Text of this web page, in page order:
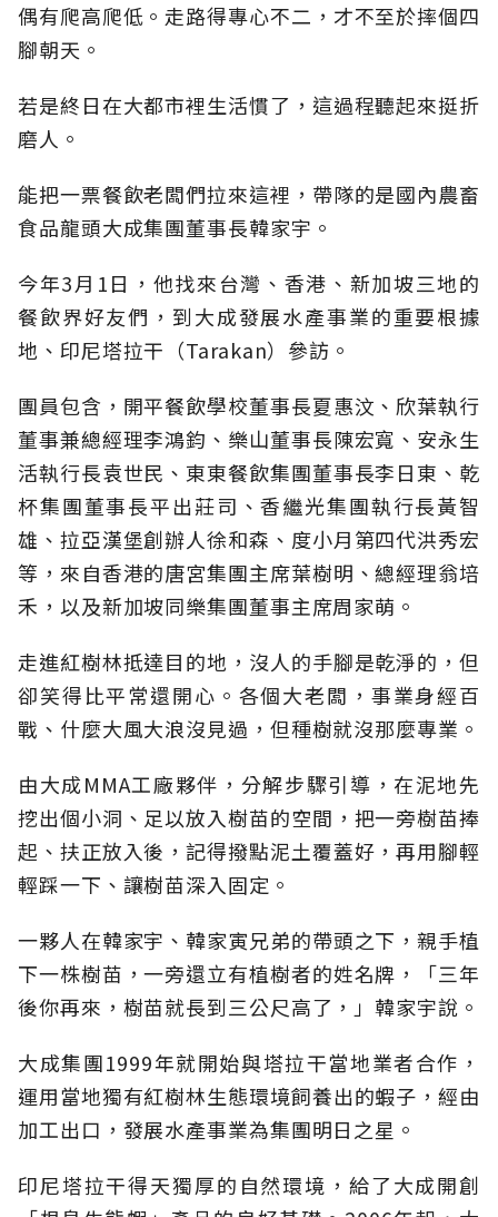
偶有爬高爬低。走路得專心不二，才不至於摔個四
腳朝天。
若是終日在大都市裡生活慣了，這過程聽起來挺折
磨人。
能把一票餐飲老闆們拉來這裡，帶隊的是國內農畜
食品龍頭大成集團董事長韓家宇。
今年3月1日，他找來台灣、香港、新加坡三地的
餐飲界好友們，到大成發展水產事業的重要根據
地、印尼塔拉干（Tarakan）參訪。
團員包含，開平餐飲學校董事長夏惠汶、欣葉執行
董事兼總經理李鴻鈞、樂山董事長陳宏寬、安永生
活執行長袁世民、東東餐飲集團董事長李日東、乾
杯集團董事長平出莊司、香繼光集團執行長黃智
雄、拉亞漢堡創辦人徐和森、度小月第四代洪秀宏
等，來自香港的唐宮集團主席葉樹明、總經理翁培
禾，以及新加坡同樂集團董事主席周家萌。
走進紅樹林抵達目的地，沒人的手腳是乾淨的，但
卻笑得比平常還開心。各個大老闆，事業身經百
戰、什麼大風大浪沒見過，但種樹就沒那麼專業。
由大成MMA工廠夥伴，分解步驟引導，在泥地先
挖出個小洞、足以放入樹苗的空間，把一旁樹苗捧
起、扶正放入後，記得撥點泥土覆蓋好，再用腳輕
輕踩一下、讓樹苗深入固定。
一夥人在韓家宇、韓家寅兄弟的帶頭之下，親手植
下一株樹苗，一旁還立有植樹者的姓名牌，「三年
後你再來，樹苗就長到三公尺高了，」韓家宇說。
大成集團1999年就開始與塔拉干當地業者合作，
運用當地獨有紅樹林生態環境飼養出的蝦子，經由
加工出口，發展水產事業為集團明日之星。
印尼塔拉干得天獨厚的自然環境，給了大成開創